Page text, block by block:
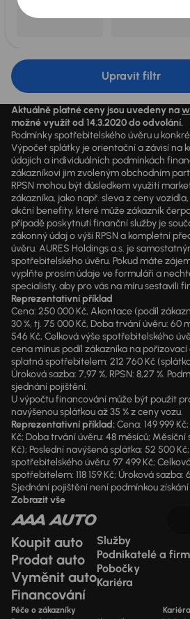
Upravit filtr
Aktuálně platné ceny jsou uvedeny na
možné využít od 14.3.2020 do odvolání.
Podmínky spotřebitelského úvěru u
Výpočet splátky je orientační a závisí na
údajích a individuálních podmínkách
zákazníkovi jim zvoleným obchodním
RPSN mohou být důsledkem využití
zákazníka, jako např. sleva z ceny
akční benefity, které může zákazník
případě poskytnutí finanční služby je
zákonný údaj o výši RPSN a kompletní
úvěru. AURES Holdings a.s. je
spotřebitelského úvěru. Pokud máte
vyplňte prosím údaje ve formuláři a
specialisty, aby pro vás na míru sestavili
Reprezentativní příklad
Cena: 250 000 Kč, Akontace (podíl
30 %, tj. 75 000 Kč, Doba trvání úvěru: 60
546 Kč, Celková výše spotřebitelského
cena mínus podíl zákazníka na
splatná spotřebitelem: 212 760 Kč
Úroková sazba: 7,97 %, RPSN: 8,27 %.
sjednání pojištění.
U výpočtu financování může být použit
navýšenou splátkou až 35 % z ceny vozu.
Reprezentativní příklad:Cena: 149 999
Kč; Doba trvání úvěru: 48 měsíců; Měsíční
Kč); Poslední navýšená splátka: 52 500
spotřebitelského úvěru: 97 499 Kč;
spotřebitelem: 118 159 Kč; Úroková sazba:
Sjednání pojištění není podmínkou získání
Zobrazit vše
Koupit auto
Prodat auto
Vyměnit auto
Financování
Služby
Podnikatelé a
Pobočky
Kariéra
Péče o zákazníky Kariéra